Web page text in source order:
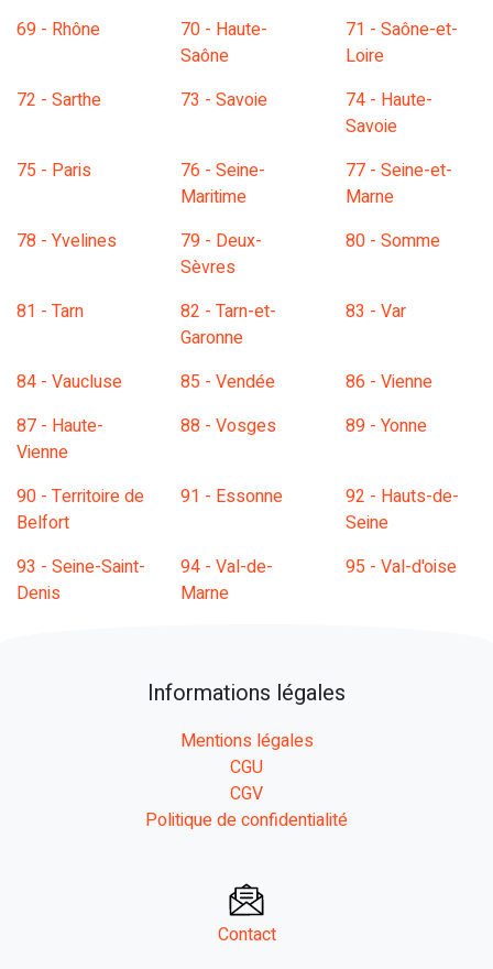
69 - Rhône
70 - Haute-
Saône
71 - Saône-et-
Loire
72 - Sarthe
73 - Savoie
74 - Haute-
Savoie
75 - Paris
76 - Seine-
Maritime
77 - Seine-et-
Marne
78 - Yvelines
79 - Deux-
Sèvres
80 - Somme
81 - Tarn
82 - Tarn-et-
Garonne
83 - Var
84 - Vaucluse 85 - Vendée
86 - Vienne
87 - Haute-
Vienne
88 - Vosges 89 - Yonne
90 - Territoire de
Belfort
91 - Essonne
92 - Hauts-de-
Seine
93 - Seine-Saint-
Denis
94 - Val-de-
Marne
95 - Val-d'oise
Informations légales
Mentions légales
CGU
CGV
Politique de confidentialité
Contact